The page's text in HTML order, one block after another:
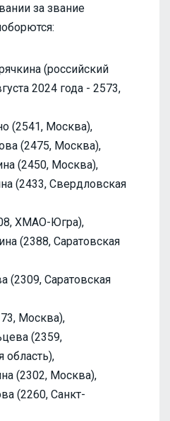
за звание
(российский
2024 года - 2573,
(2541, Москва),
(2475, Москва),
(2450, Москва),
(2433, Свердловская
ХМАО-Югра),
(2388, Саратовская
(2309, Саратовская
Москва),
(2359,
область),
(2302, Москва),
(2260, Санкт-